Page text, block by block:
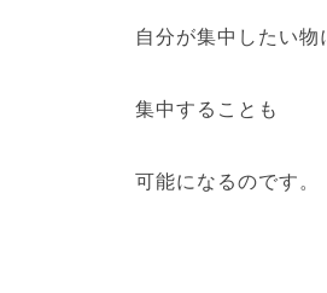
自分が集中したい物
集中することも
可能になるのです。